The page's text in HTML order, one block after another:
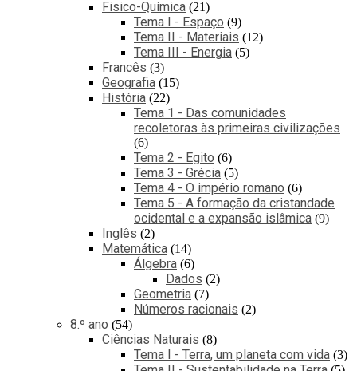
Fisico-Química 21
Tema I - Espaço 9
Tema II - Materiais 12
Tema III - Energia 5
Francês 3
Geografia 15
História 22
Tema 1 - Das comunidades
recoletoras às primeiras civilizações
6
Tema 2 - Egito 6
Tema 3 - Grécia 5
Tema 4 - O império romano 6
Tema 5 - A formação da cristandade
ocidental e a expansão islâmica 9
Inglês 2
Matemática 14
Álgebra 6
Dados 2
Geometria 7
Números racionais 2
8.º ano 54
Ciências Naturais 8
Tema I - Terra, um planeta com vida 3